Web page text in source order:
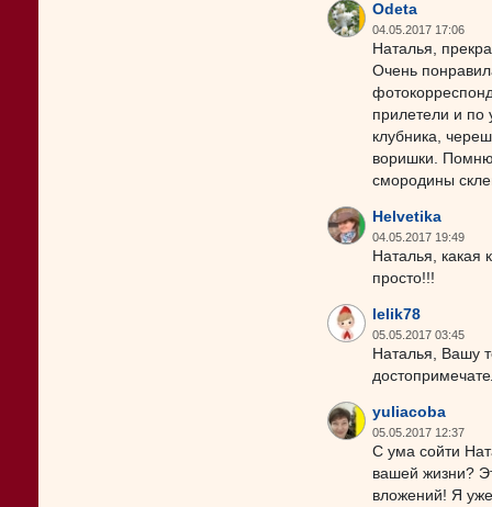
Odeta
04.05.2017 17:06
Наталья,
Очень
прилетели и по
клубника,
воришки.
смородины
Helvetika
04.05.2017 19:49
Наталья, какая
просто!!!
lelik78
05.05.2017 03:45
Наталья, Вашу
yuliacoba
05.05.2017 12:37
С ума сойти
вашей жизни?
вложений! Я